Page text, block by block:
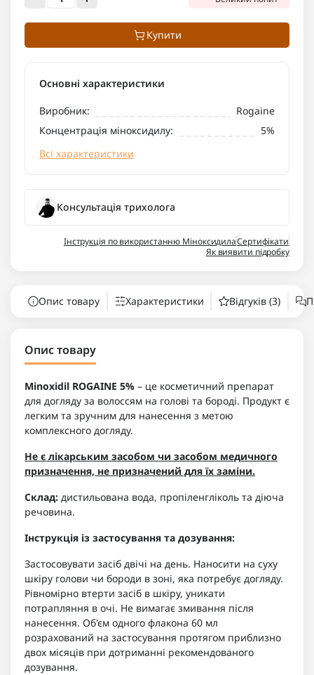
Купити
Основні характеристики
Виробник:
Rogaine
Концентрація міноксидилу:
5%
Всі характеристики
Консультація трихолога
Інструкція по використанню МіноксидилаСертифікати
Як виявити підробку
Опис товару Характеристики Відгуків (3)
Опис товару
Minoxidil ROGAINE 5% – це косметичний препарат
для догляду за волоссям на голові та бороді. Продукт є
легким та зручним для нанесення з метою
комплексного догляду.
Не є лікарським засобом чи засобом медичного
призначення, не призначений для їх заміни.
Склад: дистильована вода, пропіленгліколь та діюча
речовина.
Інструкція із застосування та дозування:
Застосовувати засіб двічі на день. Наносити на суху
шкіру голови чи бороди в зоні, яка потребує догляду.
Рівномірно втерти засіб в шкіру, уникати
потрапляння в очі. Не вимагає змивання після
нанесення. Об'єм одного флакона 60 мл
розрахований на застосування протягом приблизно
двох місяців при дотриманні рекомендованого
дозування.